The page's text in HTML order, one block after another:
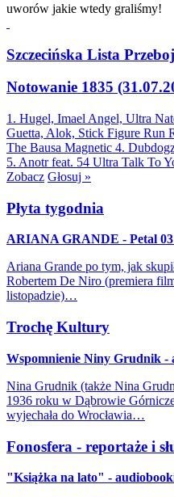
uworów jakie wtedy graliśmy!
Szczecińska Lista
Notowanie 1835
1. Hugel, Imael Angel, Ultra
Guetta, Alok, Stick Figure Run
The Bausa Magnetic 4.
5. Anotr feat. 54 Ultra Talk To
Zobacz Głosuj »
Płyta tygodnia
ARIANA GRANDE - Petal 03
Ariana Grande po tym, jak
Robertem De Niro (premiera
listopadzie)…
Trochę Kultury
Wspomnienie Niny Grudnik -
Nina Grudnik (także Nina
1936 roku w Dąbrowie
wyjechała do Wrocławia…
Fonosfera - reportaże i
"Książka na lato" -